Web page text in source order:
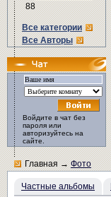
88
Все категории
Все Авторы
Войдите в чат без
пароля или
авторизуйтесь на
сайте.
Главная→Фото
Частные альбомы